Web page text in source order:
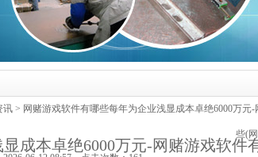
讯 > 网赌游戏软件有哪些每年为企业浅显成本卓绝6000万元
些(
成本卓绝6000万元-网赌游戏软件